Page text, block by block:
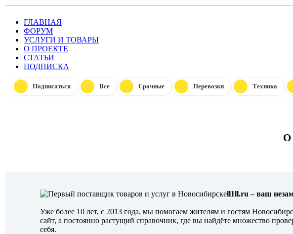
ГЛАВНАЯ
ФОРУМ
УСЛУГИ И ТОВАРЫ
О ПРОЕКТЕ
СТАТЬИ
ПОДПИСКА
Подписаться Все Срочные Перевозки Техника
О
ll1ll.ru – ваш
Уже более 10 лет, с 2013 года, мы помогаем жителям и гостям
сайт, а постоянно растущий справочник, где вы найдёте множество
себя.